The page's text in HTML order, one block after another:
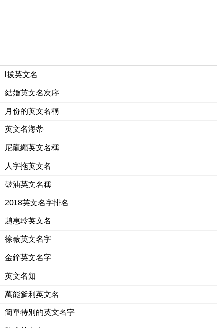
l拔英文名
結婚英文名次序
月份的英文名稱
英文名海蒂
尼龍繩英文名稱
人字拖英文名
鼓油英文名稱
2018英文名字排名
趙惠玲英文名
徐薇英文名字
金鐘英文名字
英文名知
萬能爹利英文名
簡單特別的英文名字